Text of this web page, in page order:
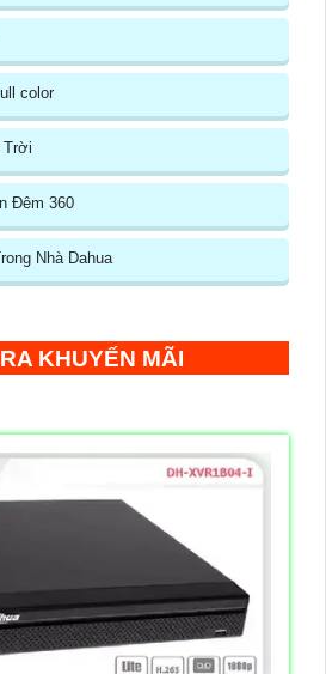
color
Trời
Đêm 360
Nhà Dahua
KHUYẾN MÃI